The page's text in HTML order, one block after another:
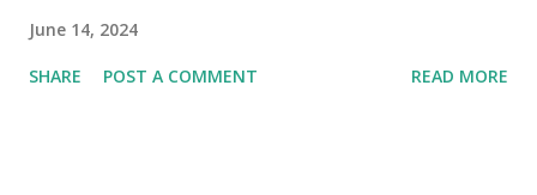
June 14, 2024
SHARE POST A COMMENT READ MORE